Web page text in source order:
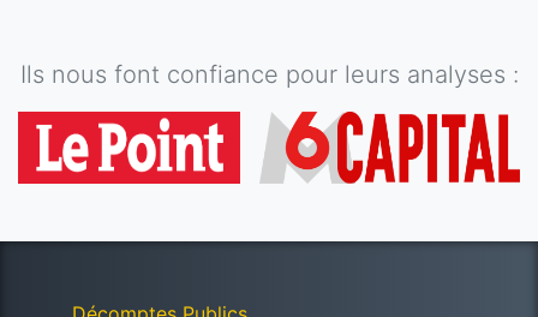
Ils nous font confiance pour leurs analyses :